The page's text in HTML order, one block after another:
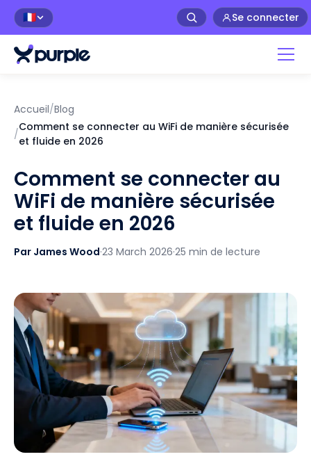
🇫🇷 Se connecter
Accueil/Blog
/
Comment se connecter au WiFi de manière sécurisée
et fluide en 2026
Comment se connecter au
WiFi de manière sécurisée
et fluide en 2026
Par James Wood·23 March 2026·25 min de lecture